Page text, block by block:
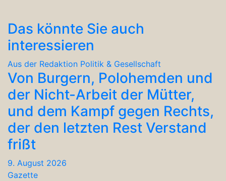
Das könnte Sie auch
interessieren
Aus der Redaktion Politik & Gesellschaft
Von Burgern, Polohemden und
der Nicht-Arbeit der Mütter,
und dem Kampf gegen Rechts,
der den letzten Rest Verstand
frißt
9. August 2026
Gazette